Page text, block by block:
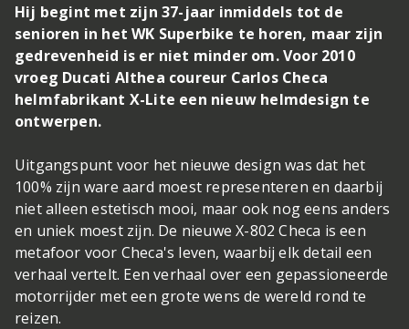
Hij begint met zijn 37-jaar inmiddels tot de
senioren in het WK Superbike te horen, maar zijn
gedrevenheid is er niet minder om. Voor 2010
vroeg Ducati Althea coureur Carlos Checa
helmfabrikant X-Lite een nieuw helmdesign te
ontwerpen.
Uitgangspunt voor het nieuwe design was dat het
100% zijn ware aard moest representeren en daarbij
niet alleen estetisch mooi, maar ook nog eens anders
en uniek moest zijn. De nieuwe X-802 Checa is een
metafoor voor Checa's leven, waarbij elk detail een
verhaal vertelt. Een verhaal over een gepassioneerde
motorrijder met een grote wens de wereld rond te
reizen.